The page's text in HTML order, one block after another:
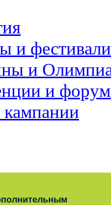
и фестивали
и
и